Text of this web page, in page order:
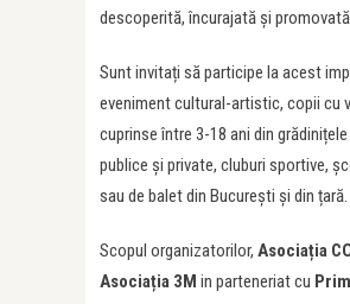
descoperită, încurajată și
Sunt invitați să participe la acest
eveniment cultural-artistic, copii cu
cuprinse între 3-18 ani din
publice și private, cluburi sportive,
sau de balet din București și din țară.
Scopul organizatorilor, Asociația
Asociația 3M in parteneriat cu